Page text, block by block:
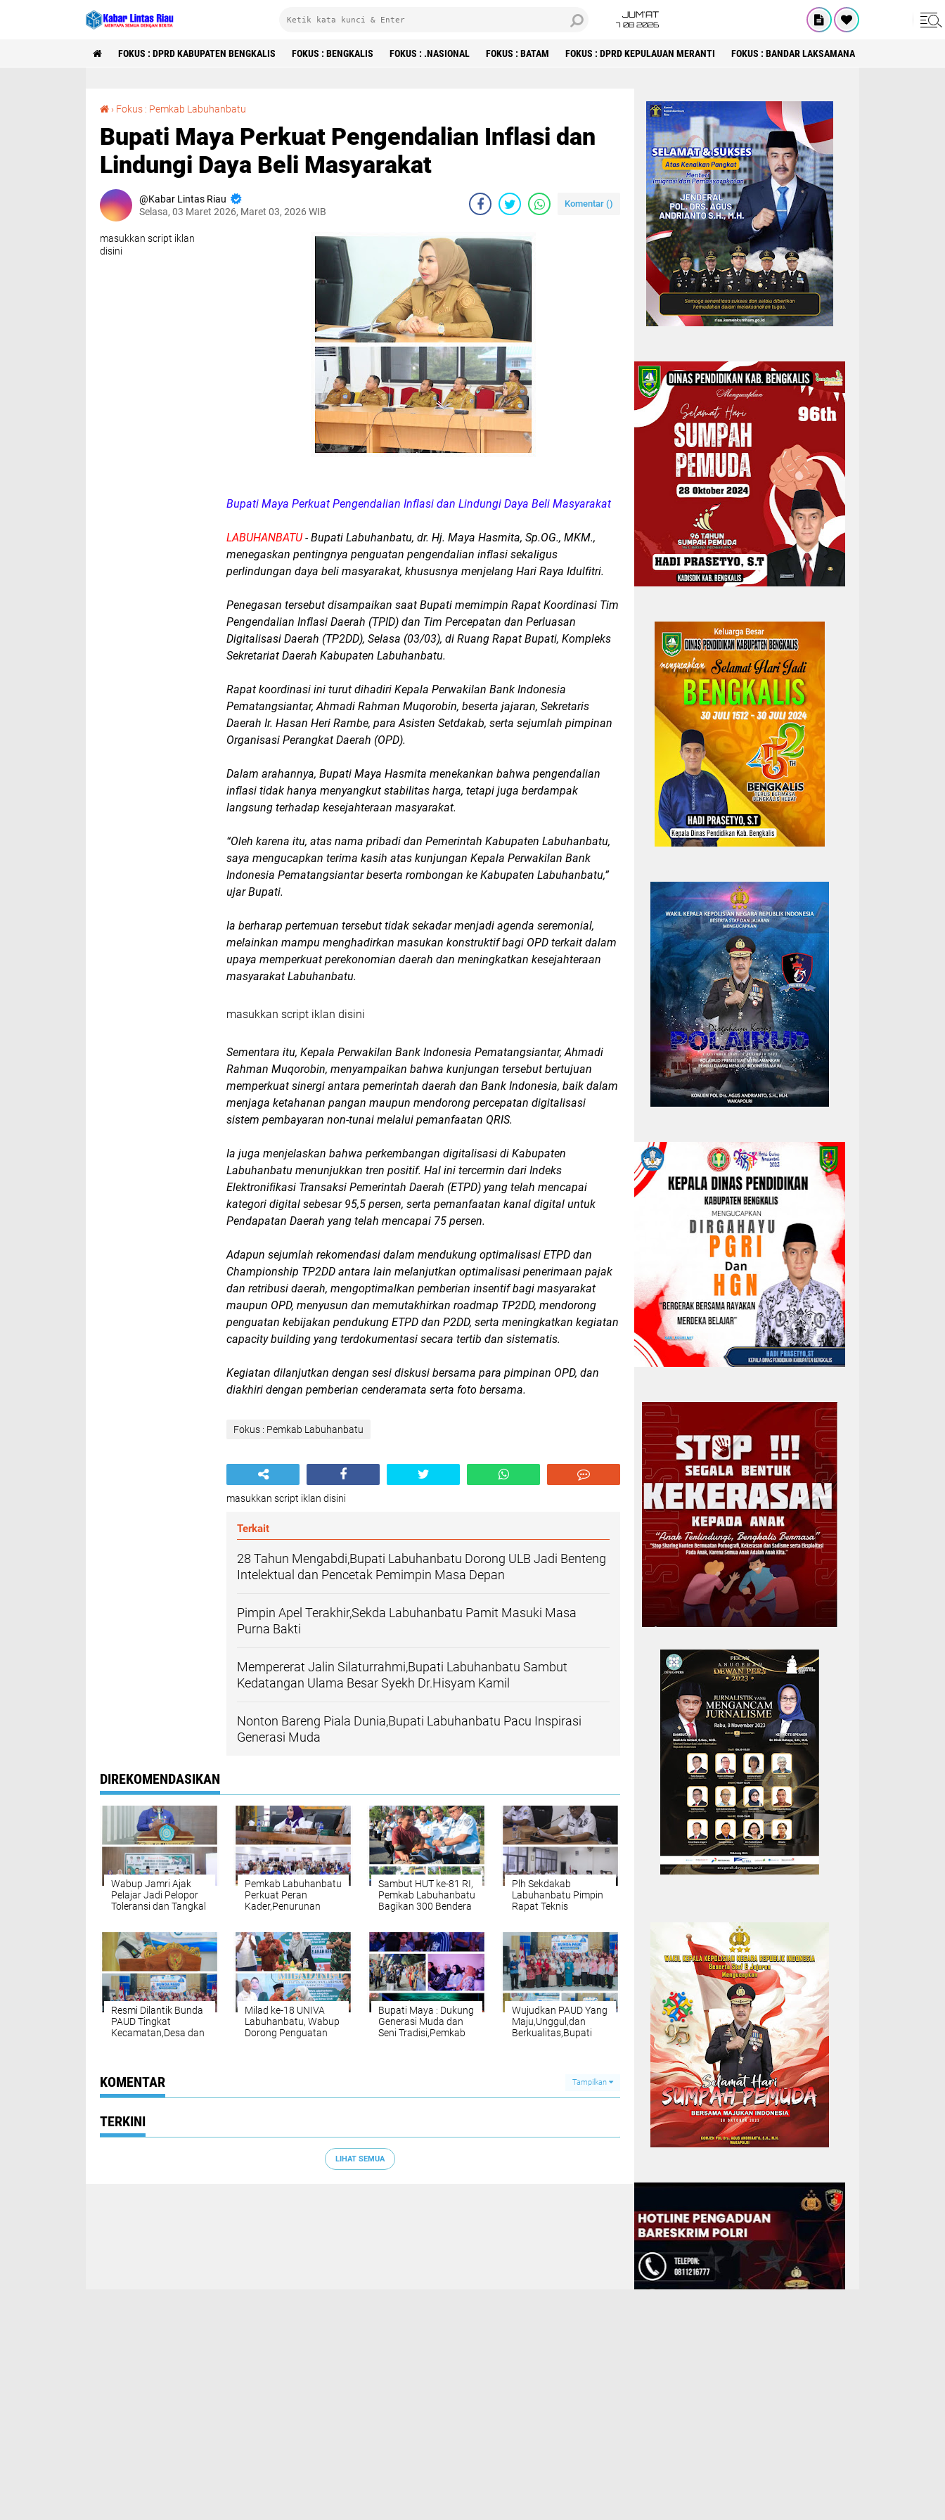
JUM'AT
7 08 2026
FOKUS : DPRD KABUPATEN BENGKALIS FOKUS : BENGKALIS FOKUS : .NASIONAL FOKUS : BATAM FOKUS : DPRD KEPULAUAN MERANTI FOKUS : BANDAR LAKSAMANA
› Fokus : Pemkab Labuhanbatu
Bupati Maya Perkuat Pengendalian Inflasi dan
Lindungi Daya Beli Masyarakat
Kabar Lintas Riau
Selasa, 03 Maret 2026, Maret 03, 2026 WIB
Komentar ()
masukkan script iklan
disini
Bupati Maya Perkuat Pengendalian Inflasi dan Lindungi Daya Beli Masyarakat
LABUHANBATU- Bupati Labuhanbatu, dr. Hj. Maya Hasmita, Sp.OG., MKM.,
menegaskan pentingnya penguatan pengendalian inflasi sekaligus
perlindungan daya beli masyarakat, khususnya menjelang Hari Raya Idulfitri.
Penegasan tersebut disampaikan saat Bupati memimpin Rapat Koordinasi Tim
Pengendalian Inflasi Daerah (TPID) dan Tim Percepatan dan Perluasan
Digitalisasi Daerah (TP2DD), Selasa (03/03), di Ruang Rapat Bupati, Kompleks
Sekretariat Daerah Kabupaten Labuhanbatu.
Rapat koordinasi ini turut dihadiri Kepala Perwakilan Bank Indonesia
Pematangsiantar, Ahmadi Rahman Muqorobin, beserta jajaran, Sekretaris
Daerah Ir. Hasan Heri Rambe, para Asisten Setdakab, serta sejumlah pimpinan
Organisasi Perangkat Daerah (OPD).
Dalam arahannya, Bupati Maya Hasmita menekankan bahwa pengendalian
inflasi tidak hanya menyangkut stabilitas harga, tetapi juga berdampak
langsung terhadap kesejahteraan masyarakat.
“Oleh karena itu, atas nama pribadi dan Pemerintah Kabupaten Labuhanbatu,
saya mengucapkan terima kasih atas kunjungan Kepala Perwakilan Bank
Indonesia Pematangsiantar beserta rombongan ke Kabupaten Labuhanbatu,”
ujar Bupati.
Ia berharap pertemuan tersebut tidak sekadar menjadi agenda seremonial,
melainkan mampu menghadirkan masukan konstruktif bagi OPD terkait dalam
upaya memperkuat perekonomian daerah dan meningkatkan kesejahteraan
masyarakat Labuhanbatu.
masukkan script iklan disini
Sementara itu, Kepala Perwakilan Bank Indonesia Pematangsiantar, Ahmadi
Rahman Muqorobin, menyampaikan bahwa kunjungan tersebut bertujuan
memperkuat sinergi antara pemerintah daerah dan Bank Indonesia, baik dalam
menjaga ketahanan pangan maupun mendorong percepatan digitalisasi
sistem pembayaran non-tunai melalui pemanfaatan QRIS.
Ia juga menjelaskan bahwa perkembangan digitalisasi di Kabupaten
Labuhanbatu menunjukkan tren positif. Hal ini tercermin dari Indeks
Elektronifikasi Transaksi Pemerintah Daerah (ETPD) yang telah mencapai
kategori digital sebesar 95,5 persen, serta pemanfaatan kanal digital untuk
Pendapatan Daerah yang telah mencapai 75 persen.
Adapun sejumlah rekomendasi dalam mendukung optimalisasi ETPD dan
Championship TP2DD antara lain melanjutkan optimalisasi penerimaan pajak
dan retribusi daerah, mengoptimalkan pemberian insentif bagi masyarakat
maupun OPD, menyusun dan memutakhirkan roadmap TP2DD, mendorong
penguatan kebijakan pendukung ETPD dan P2DD, serta meningkatkan kegiatan
capacity building yang terdokumentasi secara tertib dan sistematis.
Kegiatan dilanjutkan dengan sesi diskusi bersama para pimpinan OPD, dan
diakhiri dengan pemberian cenderamata serta foto bersama.
Fokus : Pemkab Labuhanbatu
masukkan script iklan disini
Terkait
28 Tahun Mengabdi,Bupati Labuhanbatu Dorong ULB Jadi Benteng
Intelektual dan Pencetak Pemimpin Masa Depan
Pimpin Apel Terakhir,Sekda Labuhanbatu Pamit Masuki Masa
Purna Bakti
Mempererat Jalin Silaturrahmi,Bupati Labuhanbatu Sambut
Kedatangan Ulama Besar Syekh Dr.Hisyam Kamil
Nonton Bareng Piala Dunia,Bupati Labuhanbatu Pacu Inspirasi
Generasi Muda
DIREKOMENDASIKAN
Wabup Jamri Ajak
Pelajar Jadi Pelopor
Toleransi dan Tangkal
Pemkab Labuhanbatu
Perkuat Peran
Kader,Penurunan
Sambut HUT ke-81 RI,
Pemkab Labuhanbatu
Bagikan 300 Bendera
Plh Sekdakab
Labuhanbatu Pimpin
Rapat Teknis
Publik Ombudsman RI
2026
Resmi Dilantik Bunda
PAUD Tingkat
Kecamatan,Desa dan
Pendidikan Anak Di
Wilayah Masing
masing
Milad ke-18 UNIVA
Labuhanbatu, Wabup
Dorong Penguatan
Bupati Maya : Dukung
Generasi Muda dan
Seni Tradisi,Pemkab
Wujudkan PAUD Yang
Maju,Unggul,dan
Berkualitas,Bupati
Layanan Pendidikan
KOMENTAR Tampilkan
TERKINI
LIHAT SEMUA